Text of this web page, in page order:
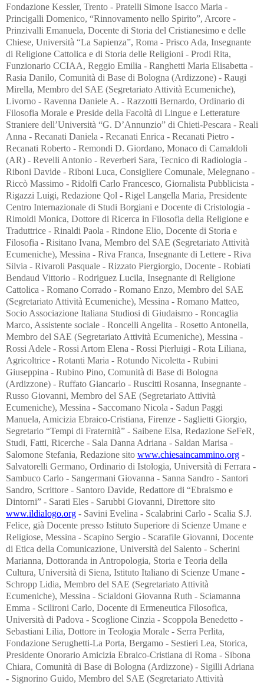
www.chiesaincammino.org -
Salvatorelli Germano, Ordinario di Istologia, Università di Ferrara -
Sambuco Carlo - Sangermani Giovanna - Sanna Sandro - Santori
Sandro, Scrittore - Santoro Davide, Redattore di “Ebraismo e
Dintorni” - Sarati Eles - Sarubbi Giovanni, Direttore sito
www.ildialogo.org - Savini Evelina - Scalabrini Carlo - Scalia S.J.
Felice, già Docente presso Istituto Superiore di Scienze Umane e
Religiose, Messina - Scapino Sergio - Scarafile Giovanni, Docente
di Etica della Comunicazione, Università del Salento - Scherini
Marianna, Dottoranda in Antropologia, Storia e Teoria della
Cultura, Università di Siena, Istituto Italiano di Scienze Umane -
Schropp Lidia, Membro del SAE (Segretariato Attività
Ecumeniche), Messina - Scialdoni Giovanna Ruth - Sciamanna
Emma - Scilironi Carlo, Docente di Ermeneutica Filosofica,
Università di Padova - Scoglione Cinzia - Scoppola Benedetto -
Sebastiani Lilia, Dottore in Teologia Morale - Serra Perlita,
Fondazione Serughetti-La Porta, Bergamo - Sestieri Lea, Storica,
Presidente Onorario Amicizia Ebraico-Cristiana di Roma - Sibona
Chiara, Comunità di Base di Bologna (Ardizzone) - Sigilli Adriana
- Signorino Guido, Membro del SAE (Segretariato Attività